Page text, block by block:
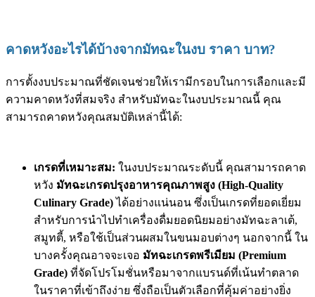
คาดหวังอะไรได้บ้างจากมัทฉะในงบ ราคา บาท?
การตั้งงบประมาณที่ชัดเจนช่วยให้เรามีกรอบในการเลือกและมี
ความคาดหวังที่สมจริง สำหรับมัทฉะในงบประมาณนี้ คุณ
สามารถคาดหวังคุณสมบัติเหล่านี้ได้:
เกรดที่เหมาะสม: ในงบประมาณระดับนี้ คุณสามารถคาด
หวัง มัทฉะเกรดปรุงอาหารคุณภาพสูง (High-Quality
Culinary Grade)ได้อย่างแน่นอน ซึ่งเป็นเกรดที่ยอดเยี่ยม
สำหรับการนำไปทำเครื่องดื่มยอดนิยมอย่างมัทฉะลาเต้,
สมูทตี้, หรือใช้เป็นส่วนผสมในขนมอบต่างๆ นอกจากนี้ ใน
บางครั้งคุณอาจจะเจอ มัทฉะเกรดพรีเมียม (Premium
Grade) ที่จัดโปรโมชั่นหรือมาจากแบรนด์ที่เน้นทำตลาด
ในราคาที่เข้าถึงง่าย ซึ่งถือเป็นตัวเลือกที่คุ้มค่าอย่างยิ่ง